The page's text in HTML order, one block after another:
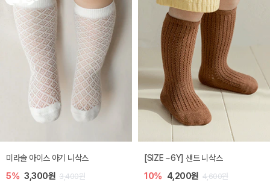
미라솔 아이스 아기 니삭스
5% 3,300원 3,400원
[SIZE ~6Y] 샌드 니삭스
10% 4,200원 4,600원